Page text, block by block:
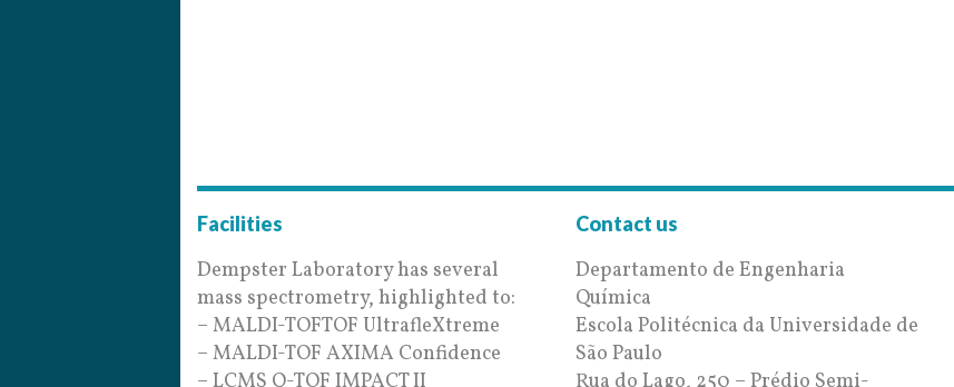
Facilities
Dempster Laboratory has several
mass spectrometry, highlighted to:
– MALDI-TOFTOF UltrafleXtreme
– MALDI-TOF AXIMA Confidence
Contact us
Departamento de Engenharia
Química
Escola Politécnica da Universidade de
São Paulo